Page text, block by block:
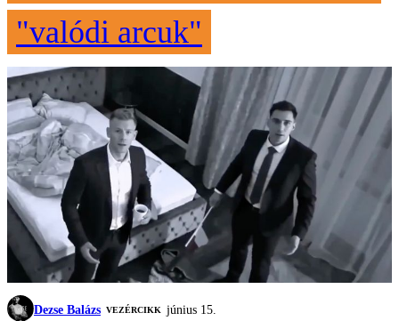
"valódi arcuk"
Dezse Balázs VEZÉRCIKK június 15.